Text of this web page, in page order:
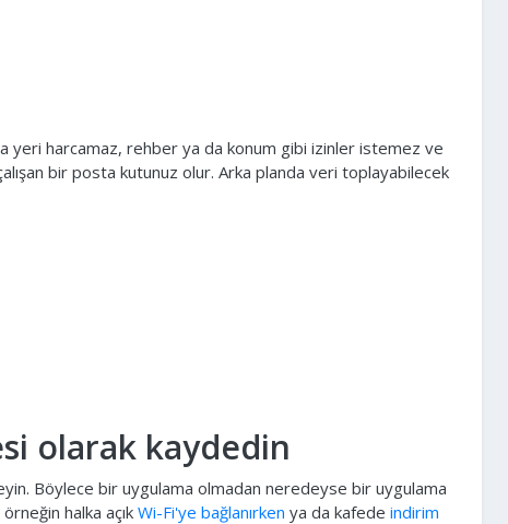
yeri harcamaz, rehber ya da konum gibi izinler istemez ve
bir posta kutunuz olur. Arka planda veri toplayabilecek
olarak kaydedin
Böylece bir uygulama olmadan neredeyse bir uygulama
halka açık Wi-Fi'ye bağlanırken ya da kafede indirim